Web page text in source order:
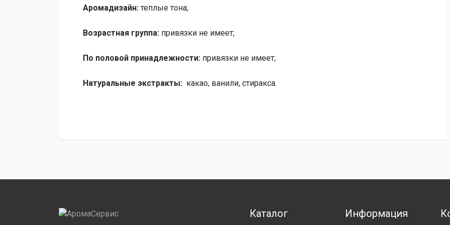
Аромадизайн: теплые тона;
Возрастная группа: привязки не имеет;
По половой принадлежности: привязки не имеет;
Натуральные экстракты: какао, ванили, стиракса.
Каталог Информация